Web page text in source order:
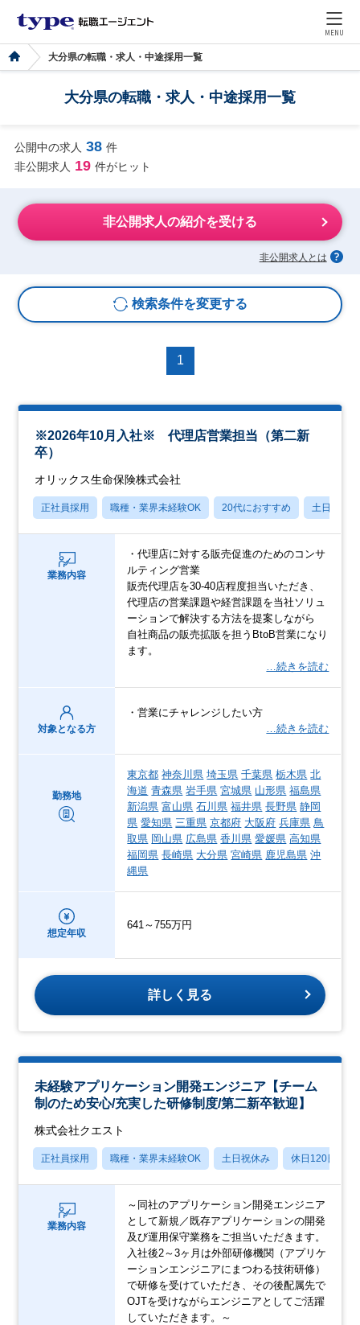
MENU
大分県の転職・求人・中途採用一覧
大分県の転職・求人・中途採用一覧
公開中の求人 38 件
非公開求人 19 件がヒット
非公開求人の紹介を受ける
非公開求人とは
検索条件を変更する
1
※2026年10月入社※ 代理店営業担当（第二新
卒）
オリックス生命保険株式会社
正社員採用 職種・業界未経験OK 20代におすすめ 土日祝休み
業務内容
・代理店に対する販売促進のためのコンサ
ルティング営業
販売代理店を30-40店程度担当いただき、
代理店の営業課題や経営課題を当社ソリュ
ーションで解決する方法を提案しながら
自社商品の販売拡販を担うBtoB営業になり
ます。
…続きを読む
対象となる方
・営業にチャレンジしたい方
…続きを読む
勤務地
東京都 神奈川県 埼玉県 千葉県 栃木県 北
海道 青森県 岩手県 宮城県 山形県 福島県
新潟県 富山県 石川県 福井県 長野県 静岡
県 愛知県 三重県 京都府 大阪府 兵庫県 鳥
取県 岡山県 広島県 香川県 愛媛県 高知県
福岡県 長崎県 大分県 宮崎県 鹿児島県 沖
縄県
想定年収
641～755万円
詳しく見る
未経験アプリケーション開発エンジニア【チーム
制のため安心/充実した研修制度/第二新卒歓迎】
株式会社クエスト
正社員採用 職種・業界未経験OK 土日祝休み 休日120日以上
業務内容
～同社のアプリケーション開発エンジニア
として新規／既存アプリケーションの開発
及び運用保守業務をご担当いただきます。
入社後2～3ヶ月は外部研修機関（アプリケ
ーションエンジニアにまつわる技術研修）
で研修を受けていただき、その後配属先で
OJTを受けながらエンジニアとしてご活躍
していただきます。～